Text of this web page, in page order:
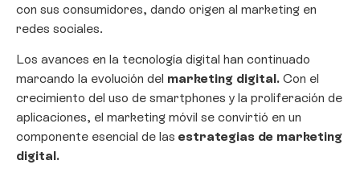
con sus consumidores, dando origen al marketing en
redes sociales.
Los avances en la tecnología digital han continuado
marcando la evolución del marketing digital. Con el
crecimiento del uso de smartphones y la proliferación de
aplicaciones, el marketing móvil se convirtió en un
componente esencial de las estrategias de marketing
digital.